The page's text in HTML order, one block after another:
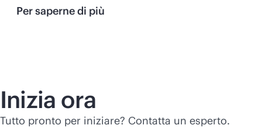
Per saperne di più
Inizia ora
Tutto pronto per iniziare? Contatta un esperto.